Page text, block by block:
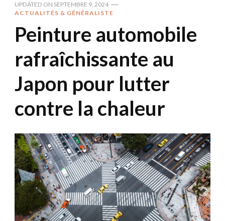
UPDATED ON SEPTEMBRE 9, 2024
ACTUALITÉS & GÉNÉRALISTE
Peinture automobile
rafraîchissante au
Japon pour lutter
contre la chaleur